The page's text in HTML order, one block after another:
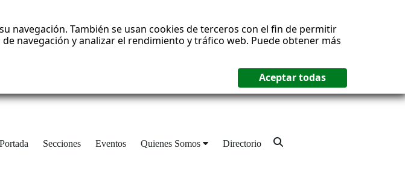
navegación. También se usan cookies de terceros con el fin de permitir
navegación y analizar el rendimiento y tráfico web. Puede obtener más
Secciones Eventos Quienes Somos Directorio